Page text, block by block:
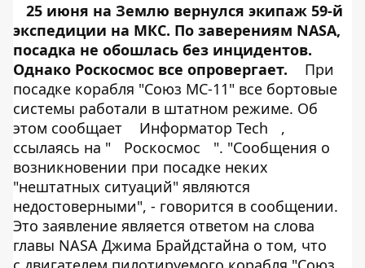
25 июня на Землю вернулся экипаж 59-й
экспедиции на МКС. По заверениям NASA,
посадка не обошлась без инцидентов.
Однако Роскосмос все опровергает.
При
посадке корабля "Союз МС-11" все бортовые
системы работали в штатном режиме. Об
этом сообщает
Информатор Tech
,
ссылаясь на "
Роскосмос
". "Сообщения о
возникновении при посадке неких
"нештатных ситуаций" являются
недостоверными", - говорится в сообщении.
Это заявление является ответом на слова
главы NASA Джима Брайдстайна о том, что